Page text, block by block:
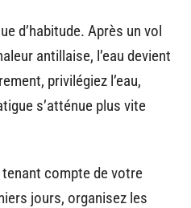
d’habitude. Après un vol
antillaise, l’eau devient
privilégiez l’eau,
s’atténue plus vite
compte de votre
jours, organisez les